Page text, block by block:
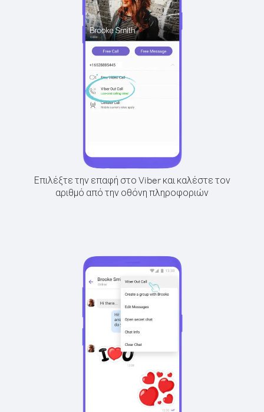
Επιλέξτε την επαφή στο Viber και καλέστε τον
αριθμό από την οθόνη πληροφοριών